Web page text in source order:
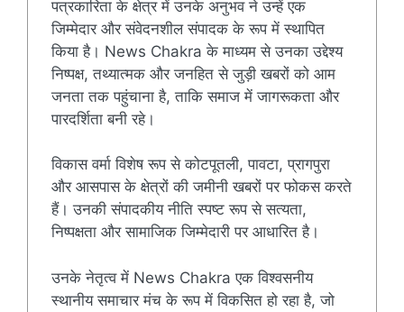
पत्रकारिता के क्षेत्र में उनके अनुभव ने उन्हें एक
जिम्मेदार और संवेदनशील संपादक के रूप में स्थापित
किया है। News Chakra के माध्यम से उनका उद्देश्य
निष्पक्ष, तथ्यात्मक और जनहित से जुड़ी खबरों को आम
जनता तक पहुंचाना है, ताकि समाज में जागरूकता और
पारदर्शिता बनी रहे।
विकास वर्मा विशेष रूप से कोटपूतली, पावटा, प्रागपुरा
और आसपास के क्षेत्रों की जमीनी खबरों पर फोकस करते
हैं। उनकी संपादकीय नीति स्पष्ट रूप से सत्यता,
निष्पक्षता और सामाजिक जिम्मेदारी पर आधारित है।
उनके नेतृत्व में News Chakra एक विश्वसनीय
स्थानीय समाचार मंच के रूप में विकसित हो रहा है, जो